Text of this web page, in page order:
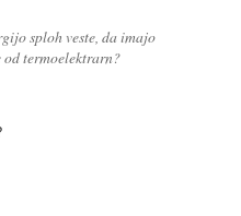
sploh veste, da imajo
od termoelektrarn?